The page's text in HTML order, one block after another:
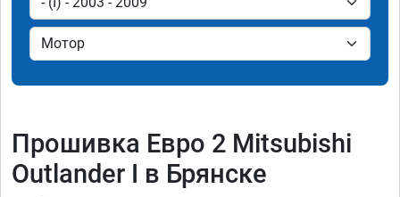
Прошивка Евро 2 Mitsubishi
Outlander I в Брянске